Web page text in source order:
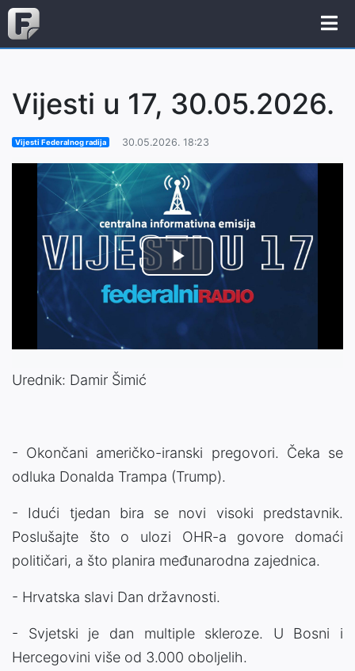
Vijesti u 17, 30.05.2026.
Vijesti Federalnog radija 30.05.2026. 18:23
Play
Video
Urednik: Damir Šimić
- Okončani američko-iranski pregovori. Čeka se
odluka Donalda Trampa (Trump).
- Idući tjedan bira se novi visoki predstavnik.
Poslušajte što o ulozi OHR-a govore domaći
političari, a što planira međunarodna zajednica.
- Hrvatska slavi Dan državnosti.
- Svjetski je dan multiple skleroze. U Bosni i
Hercegovini više od 3.000 oboljelih.